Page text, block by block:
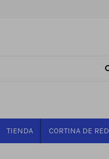
TIENDA CORTINA DE RED